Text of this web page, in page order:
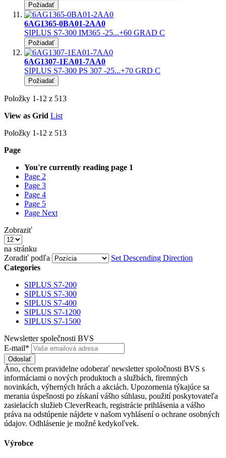
Požiadať
6AG1365-0BA01-2AA0
SIPLUS S7-300 IM365 -25...+60 GRAD C
Požiadať
6AG1307-1EA01-7AA0
SIPLUS S7-300 PS 307 -25...+70 GRD C
Požiadať
Položky 1-12 z 513
View as Grid List
Položky 1-12 z 513
Page
You're currently reading page 1
Page 2
Page 3
Page 4
Page 5
Page Next
Zobraziť
na stránku
Zoradiť podľa
Set Descending Direction
Categories
SIPLUS S7-200
SIPLUS S7-300
SIPLUS S7-400
SIPLUS S7-1200
SIPLUS S7-1500
Newsletter společnosti BVS
E-mail*
Odoslať
Áno, chcem pravidelne odoberať newsletter spoločnosti BVS s
informáciami o nových produktoch a službách, firemných
novinkách, výherných hrách a akciách. Upozornenia týkajúce sa
merania úspešnosti po získaní vášho súhlasu, použití poskytovateľa
zasielacích služieb CleverReach, registrácie prihlásenia a vášho
práva na odstúpenie nájdete v našom vyhlásení o ochrane osobných
údajov. Odhlásenie je možné kedykoľvek.
Výrobce